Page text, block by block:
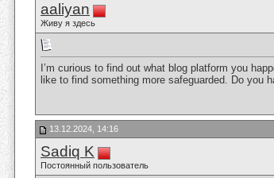
aaliyan
Живу я здесь
I’m curious to find out what blog platform you
like to find something more safeguarded. Do you
13.12.2024, 14:16
Sadiq K
Постоянный пользователь